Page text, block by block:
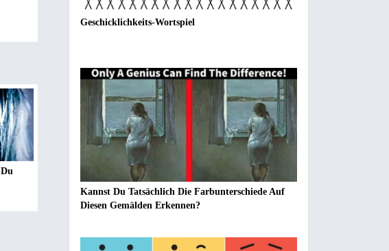
Geschicklichkeits-Wortspiel
Kannst Du Tatsächlich Die Farbunterschiede Auf
Diesen Gemälden Erkennen?